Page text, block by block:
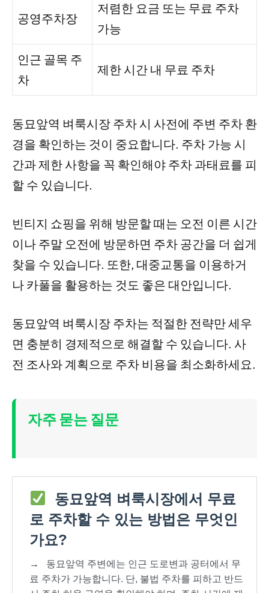
공영주차장
저렴한 요금 또는 무료 주차
가능
인근 골목 주
차
제한 시간 내 무료 주차
동묘앞역 벼룩시장 주차 시 사전에 주변 주차 환
경을 확인하는 것이 중요합니다. 주차 가능 시
간과 제한 사항을 꼭 확인해야 주차 과태료를 피
할 수 있습니다.
빈티지 쇼핑을 위해 방문할 때는 오전 이른 시간
이나 주말 오전에 방문하면 주차 공간을 더 쉽게
찾을 수 있습니다. 또한, 대중교통을 이용하거
나 카풀을 활용하는 것도 좋은 대안입니다.
동묘앞역 벼룩시장 주차는 적절한 전략만 세우
면 충분히 경제적으로 해결할 수 있습니다. 사
전 조사와 계획으로 주차 비용을 최소화하세요.
자주 묻는 질문
동묘앞역 벼룩시장에서 무료
로 주차할 수 있는 방법은 무엇인
가요?
→
동묘앞역 주변에는 인근 도로변과 공터에서 무
료 주차가 가능합니다. 단, 불법 주차를 피하고 반드